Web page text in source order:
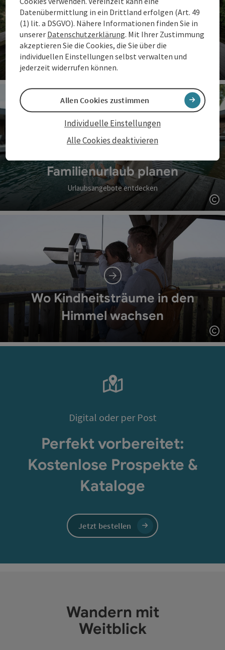
Familienzeit erleben
Erlebnisse für Groß & Klein
Familienurlaub planen
Urlaubsangebote entdecken
Wo Kindheitsträume in den
Himmel wachsen
Digital oder per Post
Perfekt vorbereitet:
Kostenlose Prospekte &
Kataloge
Jetzt bestellen
Wandern mit
Weitblick
Datenübermittlung in ein Drittland erfolgen (Art. 49
(1) lit. a DSGVO). Nähere Informationen finden Sie in
unserer Datenschutzerklärung. Mit Ihrer Zustimmung
akzeptieren Sie die Cookies, die Sie über die
individuellen Einstellungen selbst verwalten und
jederzeit widerrufen können.
Alle Cookies deaktivieren
Individuelle Einstellungen
Allen Cookies zustimmen